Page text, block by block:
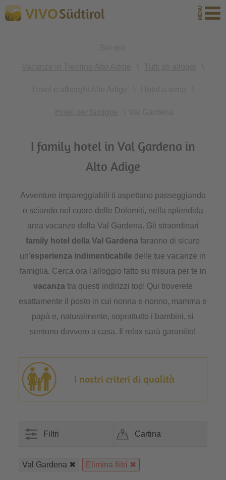
VIVOSüdtirol
I family hotel in Val Gardena in
Alto Adige
Avventure impareggiabili ti aspettano passeggiando
o sciando nel cuore delle Dolomiti, nella splendida
area vacanze della Val Gardena. Gli straordinari
family hotel della Val Gardena faranno di sicuro
un'esperienza indimenticabile delle tue vacanze in
famiglia. Cerca ora l'alloggio fatto su misura per te in
vacanza tra questi indirizzi top! Qui troverete
esattamente il posto in cui nonna e nonno, mamma e
papà e, naturalmente, soprattutto i bambini, si
sentono davvero a casa. Il relax sarà garantito!
I nostri criteri di qualità
Filtri Cartina
Val Gardena Elimina filtri